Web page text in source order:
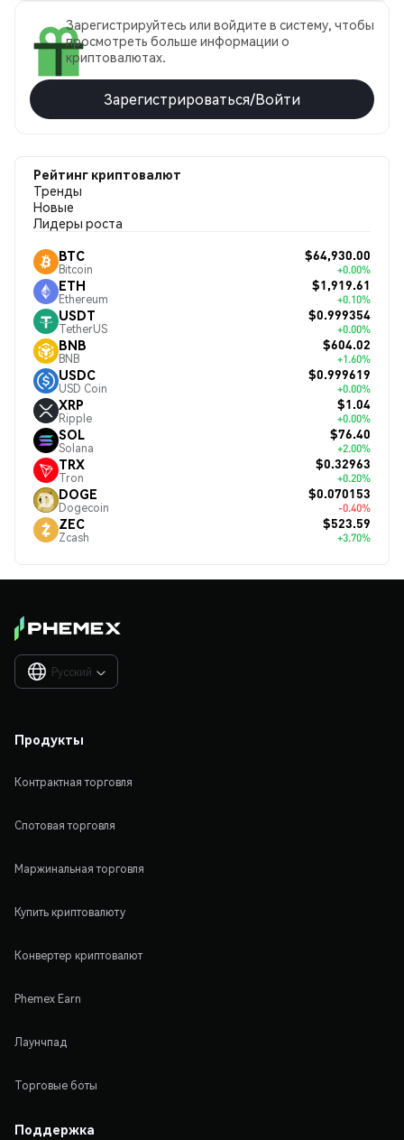
Зарегистрируйтесь или войдите в систему, чтобы
просмотреть больше информации о
криптовалютах.
Зарегистрироваться/Войти
Рейтинг криптовалют
Тренды
Новые
Лидеры роста
BTC
Bitcoin
$64,930.00
+0.00%
ETH
Ethereum
$1,919.61
+0.10%
USDT
TetherUS
$0.999354
+0.00%
BNB
BNB
$604.02
+1.60%
USDC
USD Coin
$0.999619
+0.00%
XRP
Ripple
$1.04
+0.00%
SOL
Solana
$76.40
+2.00%
TRX
Tron
$0.32963
+0.20%
DOGE
Dogecoin
$0.070153
-0.40%
ZEC
Zcash
$523.59
+3.70%
Русский 
Продукты
Контрактная торговля
Спотовая торговля
Маржинальная торговля
Купить криптовалюту
Конвертер криптовалют
Phemex Earn
Лаунчпад
Торговые боты
Поддержка